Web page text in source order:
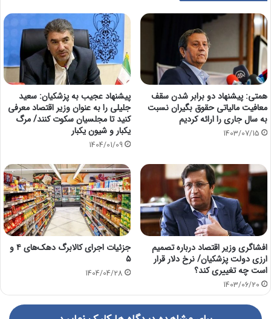
همتی: پیشنهاد دو برابر شدن سقف
معافیت مالیاتی حقوق بگیران نسبت
به سال جاری را ارائه کردیم
1403/07/15
پیشنهاد عجیب به پزشکیان: سعید
جلیلی را به عنوان وزیر اقتصاد معرفی
کنید تا مجلسیان سکوت کنند/ مرگ
یکبار و شیون یکبار
1404/01/09
افشاگری وزیر اقتصاد درباره تصمیم
ارزی دولت پزشکیان/ نرخ دلار قرار
است چه تغییری کند؟
1403/06/20
جزئیات اجرای کالابرگ دهک‌های ۴ و
۵
1404/04/28